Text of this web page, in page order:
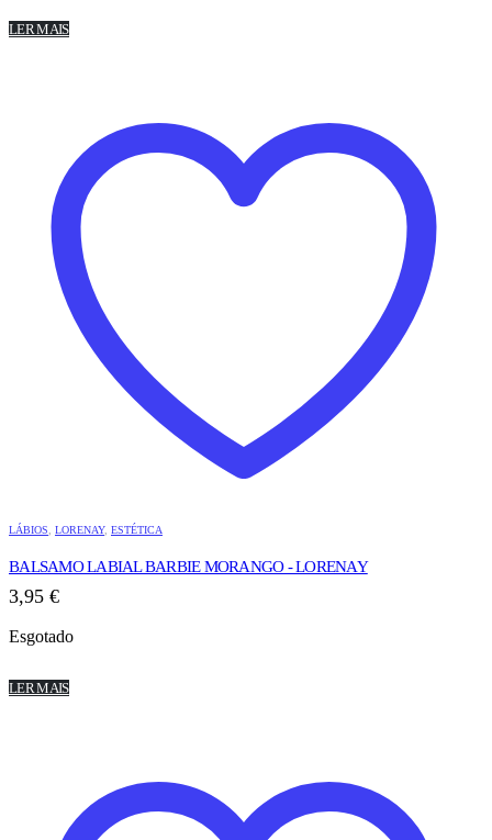
LER MAIS
LÁBIOS LORENAY, ESTÉTICA
BALSAMO LABIAL BARBIE MORANGO - LORENAY
3,95 €
Esgotado
LER MAIS